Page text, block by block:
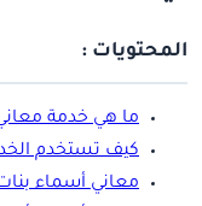
المحتويات :
ما هي خدمة
كيف تستخدم
معاني أسماء